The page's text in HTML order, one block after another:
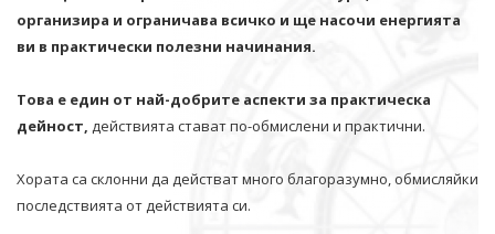
организира и ограничава всичко и щe насочи енергията
ви в практически полезни начинания.
Това е един от най-добрите аспекти за практическа
дейност, действията стават по-обмислени и практични.
Хората са склонни да действат много благоразумно, обмисляйки
последствията от действията си.